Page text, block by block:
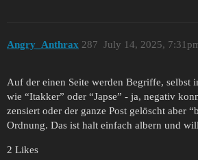
Angry_Anthrax July 14, 2025,
287
Auf der einen Seite werden Begriffe, selbst
wie “Itakker” oder “Japse” - ja, negativ
zensiert oder der ganze Post gelöscht aber
Ordnung. Das ist halt einfach albern und
2 Likes